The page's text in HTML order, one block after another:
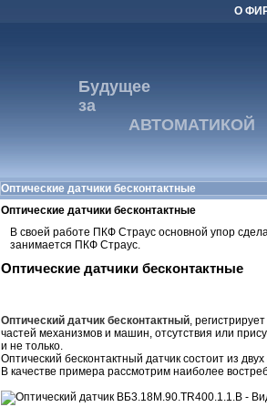
Оптические датчики бесконтактные
Оптические датчики бесконтактные
В своей работе ПКФ Страус основной упор
занимается ПКФ Страус.
Оптические датчики бесконтактные
Оптический датчик бесконтактный,
частей механизмов и машин, отсутствия или
и не только.
Оптический бесконтактный датчик состоит из
В качестве примера рассмотрим наиболее
О
Будущее
за
АВТОМАТИКОЙ